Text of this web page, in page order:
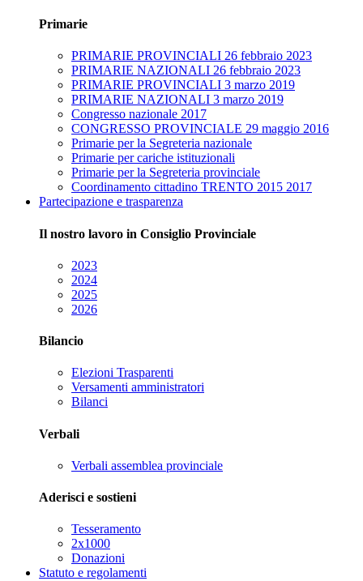
Primarie
PRIMARIE PROVINCIALI 26 febbraio 2023
PRIMARIE NAZIONALI 26 febbraio 2023
PRIMARIE PROVINCIALI 3 marzo 2019
PRIMARIE NAZIONALI 3 marzo 2019
Congresso nazionale 2017
CONGRESSO PROVINCIALE 29 maggio 2016
Primarie per la Segreteria nazionale
Primarie per cariche istituzionali
Primarie per la Segreteria provinciale
Coordinamento cittadino TRENTO 2015 2017
Partecipazione e trasparenza
Il nostro lavoro in Consiglio Provinciale
2023
2024
2025
2026
Bilancio
Elezioni Trasparenti
Versamenti amministratori
Bilanci
Verbali
Verbali assemblea provinciale
Aderisci e sostieni
Tesseramento
2x1000
Donazioni
Statuto e regolamenti